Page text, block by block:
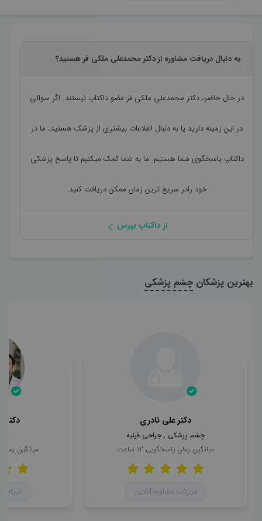
به دنبال دریافت مشاوره از دکتر محمدعلی ملکی فر هستید؟
در حال حاضر، دکتر محمدعلی ملکی فرعضو داکتاپ نیستند. اگر سوالی
در این زمینه دارید یا به دنبال اطلاعات بیشتری از پزشک هستید، ما در
داکتاپ پاسخگوی شما هستیم. ما به شما کمک میکنیم تا پاسخ پزشکی
خود رادر سریع ترین زمان ممکن دریافت کنید.
از داکتاپ بپرس
بهترین پزشکان چشم پزشکی
دکتر علی نادری
چشم پزشکی , جراحی قرنیه
میانگین زمان پاسخگویی 12 ساعت
دریافت مشاوره آنلاین
دکتر
میانگین